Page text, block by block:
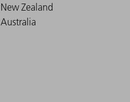
New Zealand
Australia